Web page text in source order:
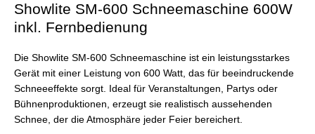
Showlite SM-600 Schneemaschine 600W
inkl. Fernbedienung
Die Showlite SM-600 Schneemaschine ist ein leistungsstarkes
Gerät mit einer Leistung von 600 Watt, das für beeindruckende
Schneeeffekte sorgt. Ideal für Veranstaltungen, Partys oder
Bühnenproduktionen, erzeugt sie realistisch aussehenden
Schnee, der die Atmosphäre jeder Feier bereichert.